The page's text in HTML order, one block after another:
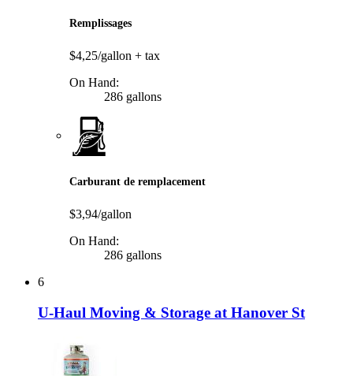
Remplissages
$4,25/gallon + tax
On Hand:
286 gallons
Carburant de remplacement
$3,94/gallon
On Hand:
286 gallons
6
U-Haul Moving & Storage at Hanover St